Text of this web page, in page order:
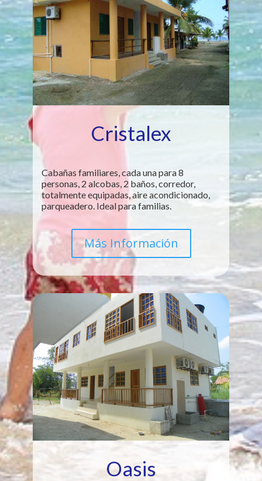
Cristalex
Cabañas familiares, cada una para 8
personas, 2 alcobas, 2 baños, corredor,
totalmente equipadas, aire acondicionado,
parqueadero. Ideal para familias.
Más Información
Oasis